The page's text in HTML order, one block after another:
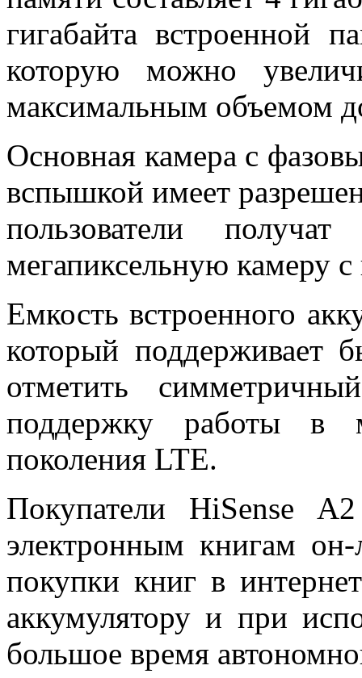
гигабайта встроенной
которую можно
максимальным объемом
Основная камера с
вспышкой имеет
пользователи
мегапиксельную камеру
Емкость встроенного
который поддерживает
отметить
поддержку работы в
поколения LTE.
Покупатели HiSense
электронным книгам
покупки книг в
аккумулятору и при
большое время